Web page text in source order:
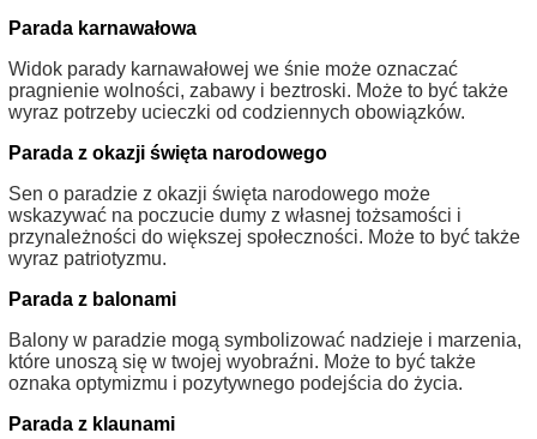
Parada karnawałowa
Widok parady karnawałowej we śnie może oznaczać
pragnienie wolności, zabawy i beztroski. Może to być także
wyraz potrzeby ucieczki od codziennych obowiązków.
Parada z okazji święta narodowego
Sen o paradzie z okazji święta narodowego może
wskazywać na poczucie dumy z własnej tożsamości i
przynależności do większej społeczności. Może to być także
wyraz patriotyzmu.
Parada z balonami
Balony w paradzie mogą symbolizować nadzieje i marzenia,
które unoszą się w twojej wyobraźni. Może to być także
oznaka optymizmu i pozytywnego podejścia do życia.
Parada z klaunami